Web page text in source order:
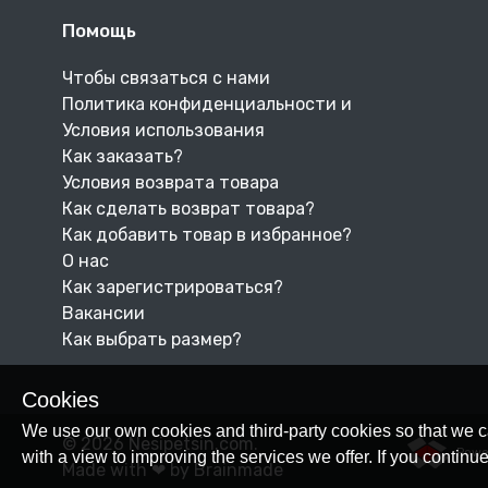
Cookies
We use our own cookies and third-party cookies so that we
with a view to improving the services we offer. If you
Помощь
Чтобы связаться с нами
Политика конфиденциальности и
Условия использования
Как заказать?
Условия возврата товара
Как сделать возврат товара?
Как добавить товар в избранное?
О нас
Как зарегистрироваться?
Вакансии
Как выбрать размер?
© 2026 Nesipetsin.com.
Made with ❤ by Brainmade